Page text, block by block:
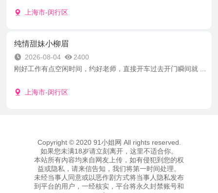
上海市-闵行区
纯情甜妹小柳眉
2026-08-04
2400
刚好工作有点空闲时间，约好老师，直接开车过去开门瞬间就 ...
上海市-闵行区
Copyright © 2020 91小姐网 All rights reserved.
如果您未满18岁请立刻离开，这里不适合你。
本站所有內容均来自网友上传，如有侵犯到您的权
益或隐私，请来信告知，我们将第一时间处理。
未经当事人同意或以恶作剧方式将当事人隐私发布
到平台的用户，一经核实，平台将永久封禁账号和